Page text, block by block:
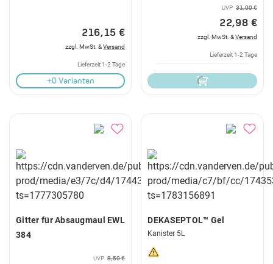
216,15 €
zzgl. MwSt. &Versand
Lieferzeit 1-2 Tage
+0 Varianten
UVP 31,00 €
22,98 €
zzgl. MwSt. &Versand
Lieferzeit 1-2 Tage
Gitter für Absaugmaul EWL
384
UVP 8,50 €
DEKASEPTOL™ Gel
Kanister 5L